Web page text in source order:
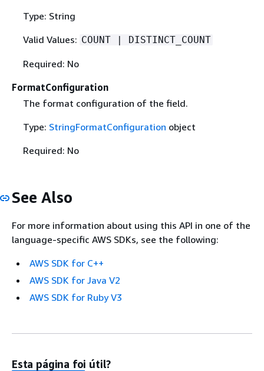
Type: String
Valid Values: COUNT | DISTINCT_COUNT
Required: No
FormatConfiguration
The format configuration of the field.
Type: StringFormatConfiguration object
Required: No
See Also
For more information about using this API in one of the
language-specific AWS SDKs, see the following:
AWS SDK for C++
AWS SDK for Java V2
AWS SDK for Ruby V3
Esta página foi útil?